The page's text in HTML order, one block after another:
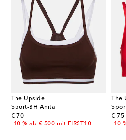
The Upside
Sport-BH Anita
€ 70
original price
-10 % ab € 500 mit FIRST10
The
€ 75
-10